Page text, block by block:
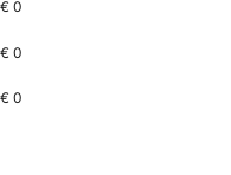
€ 0
€ 0
€ 0